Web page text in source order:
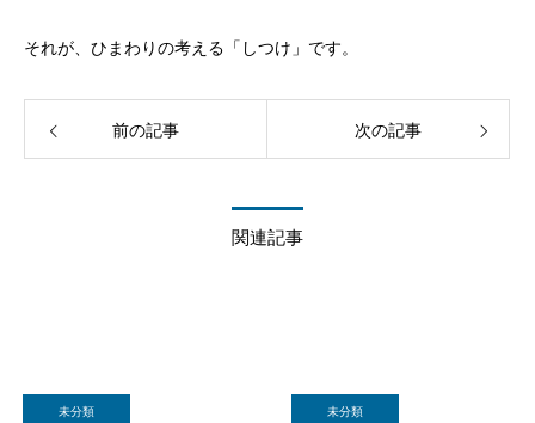
それが、ひまわりの考える「しつけ」です。
前の記事 次の記事
関連記事
未分類 未分類